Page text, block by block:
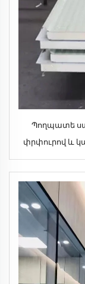
Պողպատե
փրփուրով և